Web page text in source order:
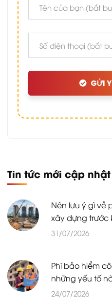
GỬI
Tin tức mới cập nhật
Nên lưu ý gì về
xây dựng trước
31/07/2026
Phí bảo hiểm
những yếu tố
24/07/2026